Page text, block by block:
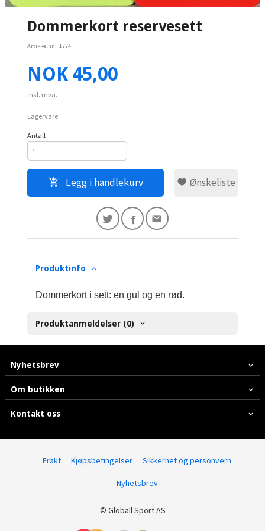
Dommerkort reservesett
Artikkelnr.: 1774
Pris
NOK 45,00
inkl. mva.
Lagervare
Antall
Legg i handlekurv Ønskeliste
Produktinfo
Dommerkort i sett: en gul og en rød.
Produktanmeldelser (0)
Nyhetsbrev
Om butikken
Kontakt oss
Frakt Kjøpsbetingelser Sikkerhet og personvern
Nyhetsbrev
© Globall Sport AS